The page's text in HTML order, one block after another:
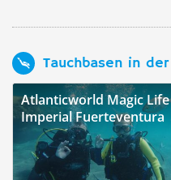
Tauchbasen in
Atlanticworld Magic Life
Imperial Fuerteventura